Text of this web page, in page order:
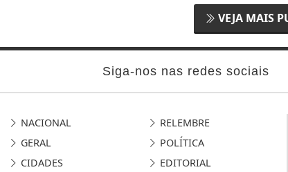
VEJA MAIS
Siga-nos nas redes sociais
NACIONAL
RELEMBRE
GERAL
POLÍTICA
CIDADES
EDITORIAL